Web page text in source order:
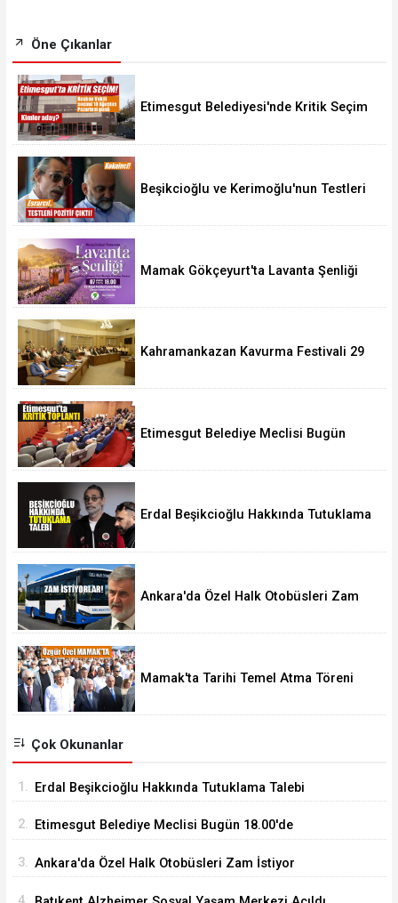
Öne Çıkanlar
Etimesgut Belediyesi'nde Kritik Seçim
Beşikcioğlu ve Kerimoğlu'nun Testleri
Mamak Gökçeyurt'ta Lavanta Şenliği
Kahramankazan Kavurma Festivali 29
Etimesgut Belediye Meclisi Bugün
Erdal Beşikcioğlu Hakkında Tutuklama
Ankara'da Özel Halk Otobüsleri Zam
Mamak'ta Tarihi Temel Atma Töreni
Çok Okunanlar
1. Erdal Beşikcioğlu Hakkında Tutuklama Talebi
2. Etimesgut Belediye Meclisi Bugün 18.00'de
3. Ankara'da Özel Halk Otobüsleri Zam İstiyor